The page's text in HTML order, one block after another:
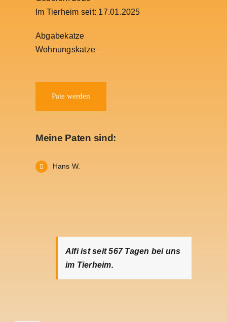
Im Tierheim seit: 17.01.2025
Abgabekatze
Wohnungskatze
Pate werden
Meine Paten sind:
Hans W.
Alfi ist seit 567Tagen bei uns
im Tierheim.